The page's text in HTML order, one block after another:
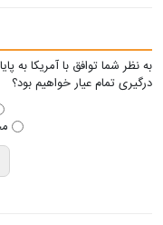
به نظر شما توافق با آمریکا به
درگیری تمام عیار خواهیم بود؟